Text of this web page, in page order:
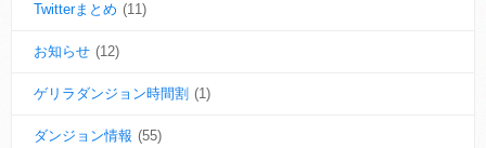
Twitterまとめ (11)
お知らせ (12)
ゲリラダンジョン時間割 (1)
ダンジョン情報 (55)